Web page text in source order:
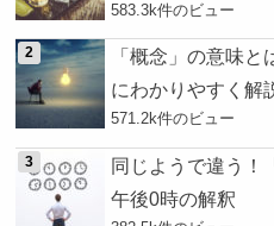
583.3k件のビュー
「概念」の意味
にわかりやすく解
571.2k件のビュー
同じようで違う！
午後0時の解釈